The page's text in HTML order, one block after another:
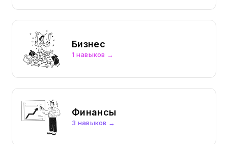
Бизнес
1 навыков →
Финансы
3 навыков →